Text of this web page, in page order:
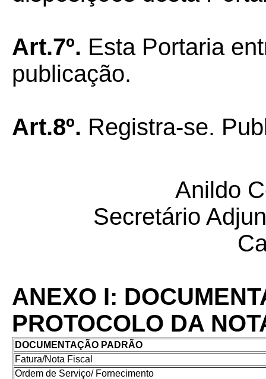
Art.7º. Esta Portaria
publicação.
Art.8º. Registra-se.
Anildo
Secretário
ANEXO I:
PROTOCOLO DA
DOCUMENTAÇÃO PADRÃO
Fatura/Nota Fiscal
Ordem de Serviço/ Fornecimento